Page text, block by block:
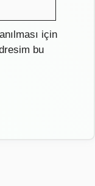
için
bu